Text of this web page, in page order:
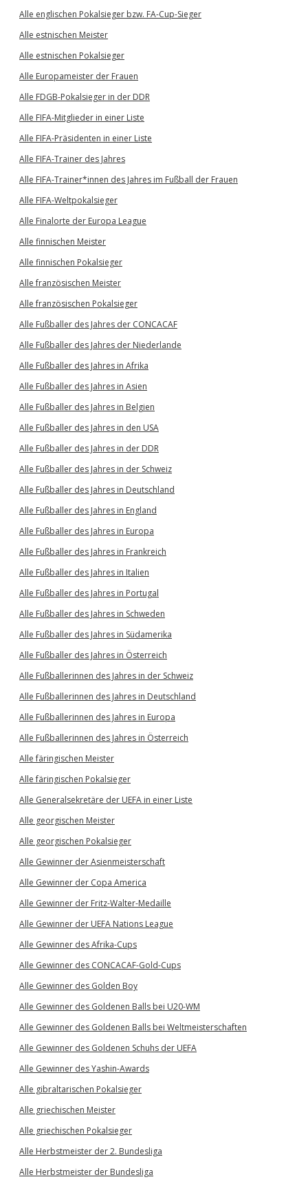
Alle englischen Pokalsieger bzw. FA-Cup-Sieger
Alle estnischen Meister
Alle estnischen Pokalsieger
Alle Europameister der Frauen
Alle FDGB-Pokalsieger in der DDR
Alle FIFA-Mitglieder in einer Liste
Alle FIFA-Präsidenten in einer Liste
Alle FIFA-Trainer des Jahres
Alle FIFA-Trainer*innen des Jahres im Fußball der Frauen
Alle FIFA-Weltpokalsieger
Alle Finalorte der Europa League
Alle finnischen Meister
Alle finnischen Pokalsieger
Alle französischen Meister
Alle französischen Pokalsieger
Alle Fußballer des Jahres der CONCACAF
Alle Fußballer des Jahres der Niederlande
Alle Fußballer des Jahres in Afrika
Alle Fußballer des Jahres in Asien
Alle Fußballer des Jahres in Belgien
Alle Fußballer des Jahres in den USA
Alle Fußballer des Jahres in der DDR
Alle Fußballer des Jahres in der Schweiz
Alle Fußballer des Jahres in Deutschland
Alle Fußballer des Jahres in England
Alle Fußballer des Jahres in Europa
Alle Fußballer des Jahres in Frankreich
Alle Fußballer des Jahres in Italien
Alle Fußballer des Jahres in Portugal
Alle Fußballer des Jahres in Schweden
Alle Fußballer des Jahres in Südamerika
Alle Fußballer des Jahres in Österreich
Alle Fußballerinnen des Jahres in der Schweiz
Alle Fußballerinnen des Jahres in Deutschland
Alle Fußballerinnen des Jahres in Europa
Alle Fußballerinnen des Jahres in Österreich
Alle färingischen Meister
Alle färingischen Pokalsieger
Alle Generalsekretäre der UEFA in einer Liste
Alle georgischen Meister
Alle georgischen Pokalsieger
Alle Gewinner der Asienmeisterschaft
Alle Gewinner der Copa America
Alle Gewinner der Fritz-Walter-Medaille
Alle Gewinner der UEFA Nations League
Alle Gewinner des Afrika-Cups
Alle Gewinner des CONCACAF-Gold-Cups
Alle Gewinner des Golden Boy
Alle Gewinner des Goldenen Balls bei U20-WM
Alle Gewinner des Goldenen Balls bei Weltmeisterschaften
Alle Gewinner des Goldenen Schuhs der UEFA
Alle Gewinner des Yashin-Awards
Alle gibraltarischen Pokalsieger
Alle griechischen Meister
Alle griechischen Pokalsieger
Alle Herbstmeister der 2. Bundesliga
Alle Herbstmeister der Bundesliga